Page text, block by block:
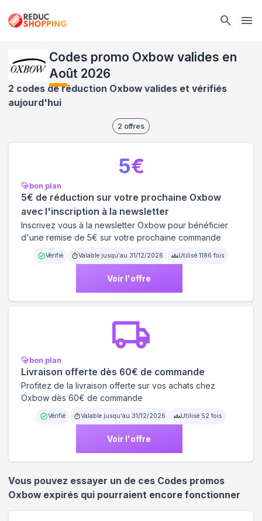
Codes promo Oxbow valides en
Août 2026
2 codes de réduction Oxbow valides et vérifiés
aujourd'hui
2 offres
bon plan
5€ de réduction sur votre prochaine Oxbow
avec l'inscription à la newsletter
Inscrivez vous à la newsletter Oxbow pour bénéficier
d'une remise de 5€ sur votre prochaine commande
Vérifié Valable jusqu'au 31/12/2026 Utilisé 1186 fois
Voir l'offre
5€
bon plan
Livraison offerte dès 60€ de commande
Profitez de la livraison offerte sur vos achats chez
Oxbow dès 60€ de commande
Vérifié Valable jusqu'au 31/12/2026 Utilisé 52 fois
Voir l'offre
Vous pouvez essayer un de ces Codes promos
Oxbow expirés qui pourraient encore fonctionner